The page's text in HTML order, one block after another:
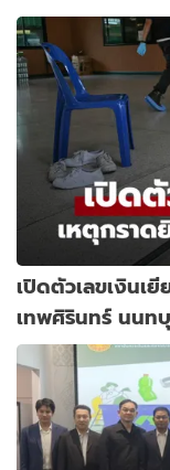
เปิดตัวเลขเงินเยี
เทพศิรินทร์ นนทบุ